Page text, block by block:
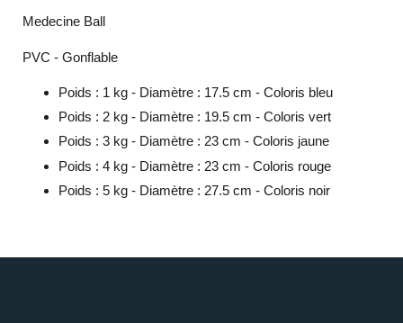
Medecine Ball
PVC - Gonflable
Poids : 1 kg - Diamètre : 17.5 cm - Coloris bleu
Poids : 2 kg - Diamètre : 19.5 cm - Coloris vert
Poids : 3 kg - Diamètre : 23 cm - Coloris jaune
Poids : 4 kg - Diamètre : 23 cm - Coloris rouge
Poids : 5 kg - Diamètre : 27.5 cm - Coloris noir